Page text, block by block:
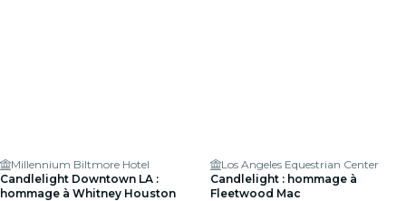
Millennium Biltmore Hotel
Candlelight Downtown LA :
hommage à Whitney Houston
Los Angeles Equestrian Center
Candlelight : hommage à
Fleetwood Mac